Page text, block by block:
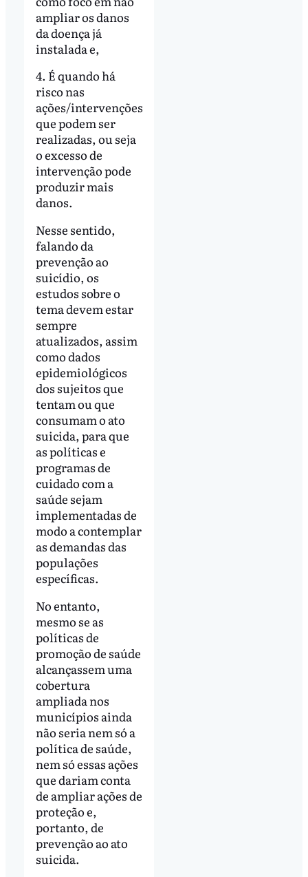
ampliar os danos
da doença já
instalada e,
4. É quando há
risco nas
ações/intervenções
que podem ser
realizadas, ou seja
o excesso de
intervenção pode
produzir mais
danos.
Nesse sentido,
falando da
prevenção ao
suicídio, os
estudos sobre o
tema devem estar
sempre
atualizados, assim
como dados
epidemiológicos
dos sujeitos que
tentam ou que
consumam o ato
suicida, para que
as políticas e
programas de
cuidado com a
saúde sejam
implementadas de
modo a contemplar
as demandas das
populações
específicas.
No entanto,
mesmo se as
políticas de
promoção de saúde
alcançassem uma
cobertura
ampliada nos
municípios ainda
não seria nem só a
política de saúde,
nem só essas ações
que dariam conta
de ampliar ações de
proteção e,
portanto, de
prevenção ao ato
suicida.